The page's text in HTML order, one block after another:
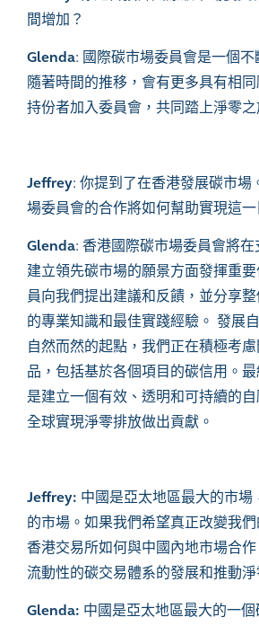
間增加？
Glenda: 國際碳市場委員會是一個不
隨著時間的推移，會有更多具有相
持份者加入委員會，共同踏上淨零
Jeffrey: 你提到了在香港發展碳市場
場委員會的合作將如何幫助實現這一
Glenda: 香港國際碳市場委員會將
建立領先碳市場的願景方面發揮重
員向我們提出建議和反饋，並分享
的專業知識和最佳實踐經驗。 發展
自然而然的起點，我們正在積極考
品，包括基於各個項目的碳信用。
是建立一個有效、透明和可持續的
全球實現淨零排放做出貢獻。
Jeffrey: 中國是亞太地區最大的市場
的市場。 如果我們希望真正改變我
香港交易所如何與中國內地市場合
流動性的碳交易體系的發展和推動淨
Glenda: 中國是亞太地區最大的一